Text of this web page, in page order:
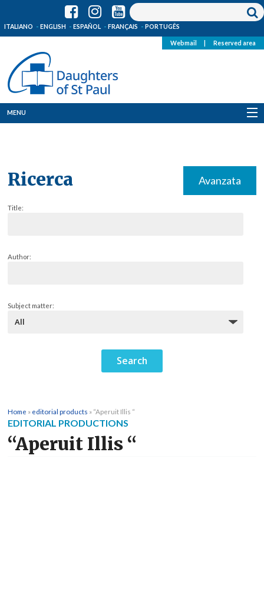
ITALIANO ENGLISH ESPAÑOL FRANÇAIS PORTUGÊS
Webmail Reserved area
MENU
Ricerca Avanzata
Title:
Author:
Subject matter:
Home » editorial products » “Aperuit Illis “
EDITORIAL PRODUCTIONS
“Aperuit Illis “